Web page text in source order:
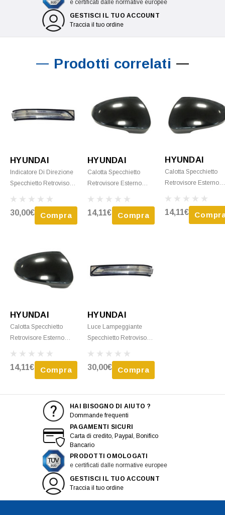
e certificati dalle normative europee
GESTISCI IL TUO ACCOUNT
Traccia il tuo ordine
Prodotti correlati
HYUNDAI
Indicatore Di Direzione
Specchietto Retrovisore
TUCSON III Fase 2,
2018-2020, Bianco,
30,00€ Compra
HYUNDAI
Calotta Specchietto
Retrovisore Esterno
TUCSON III Fase 1,
2015-2018, Foro
14,11€ Compra
HYUNDAI
Calotta Specchietto
Retrovisore Esterno
TUCSON III Fase 1,
2015-2018, Foro
14,11€
HYUNDAI
Calotta Specchietto
Retrovisore Esterno
TUCSON III Fase 2,
2018-2020, Foro
Nero, Nuovo
14,11€ Compra
HYUNDAI
Luce Lampeggiante
Specchietto Retrovisore
TUCSON III Fase 1,
2015-2018, Bianco,
30,00€ Compra
HAI BISOGNO DI AIUTO ?
Dommande frequenti
PAGAMENTI SICURI
Carta di credito, Paypal, Bonifico
Bancario
PRODOTTI OMOLOGATI
e certificati dalle normative europee
GESTISCI IL TUO ACCOUNT
Traccia il tuo ordine